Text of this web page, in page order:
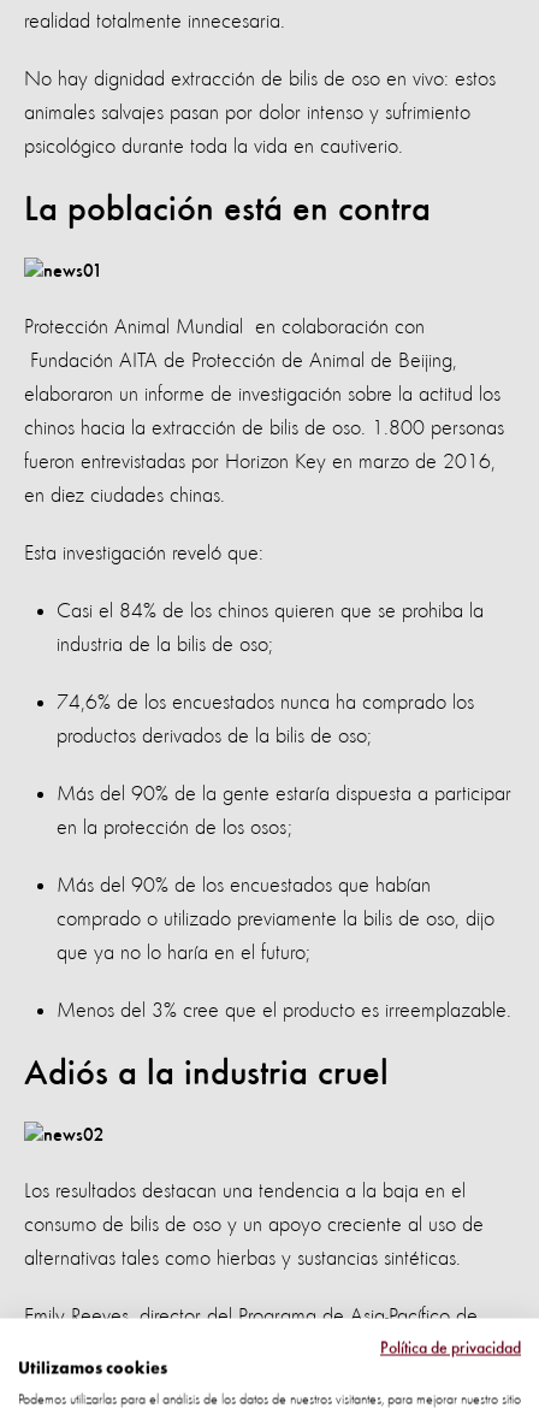
realidad totalmente innecesaria.
No hay dignidad extracción de bilis de oso en vivo: estos
animales salvajes pasan por dolor intenso y sufrimiento
psicológico durante toda la vida en cautiverio.
La población está en contra
Protección Animal Mundial en colaboración con
Fundación AITA de Protección de Animal de Beijing,
elaboraron un informe de investigación sobre la actitud los
chinos hacia la extracción de bilis de oso. 1.800 personas
fueron entrevistadas por Horizon Key en marzo de 2016,
en diez ciudades chinas.
Esta investigación reveló que:
Casi el 84% de los chinos quieren que se prohiba la
industria de la bilis de oso;
74,6% de los encuestados nunca ha comprado los
productos derivados de la bilis de oso;
Más del 90% de la gente estaría dispuesta a participar
en la protección de los osos;
Más del 90% de los encuestados que habían
comprado o utilizado previamente la bilis de oso, dijo
que ya no lo haría en el futuro;
Menos del 3% cree que el producto es irreemplazable.
Adiós a la industria cruel
Los resultados destacan una tendencia a la baja en el
consumo de bilis de oso y un apoyo creciente al uso de
alternativas tales como hierbas y sustancias sintéticas.
Emily Reeves, director del Programa de Asia-Pacífico de
Protección Animal Mundial, dijo: "Estos resultados confirman
Política de privacidad
Utilizamos cookies
Podemos utilizarlas para el análisis de los datos de nuestros visitantes, para mejorar nuestro sitio